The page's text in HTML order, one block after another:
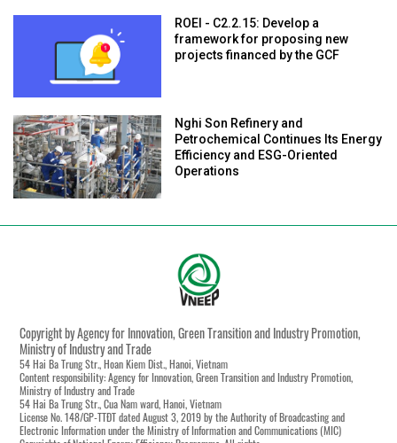
ROEI - C2.2.15: Develop a
framework for proposing new
projects financed by the GCF
Nghi Son Refinery and
Petrochemical Continues Its Energy
Efficiency and ESG-Oriented
Operations
Copyright by Agency for Innovation, Green Transition and Industry Promotion,
Ministry of Industry and Trade
54 Hai Ba Trung Str., Hoan Kiem Dist., Hanoi, Vietnam
Content responsibility: Agency for Innovation, Green Transition and Industry Promotion,
Ministry of Industry and Trade
54 Hai Ba Trung Str., Cua Nam ward, Hanoi, Vietnam
License No. 148/GP-TTĐT dated August 3, 2019 by the Authority of Broadcasting and
Electronic Information under the Ministry of Information and Communications (MIC)